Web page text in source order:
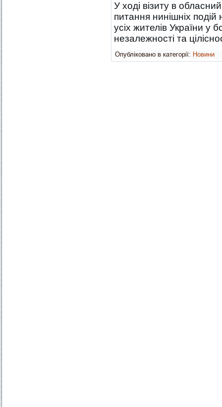
У ході візиту в
питання нинішніх подій
усіх жителів України у
незалежності та
Опубліковано в категорії: Новини